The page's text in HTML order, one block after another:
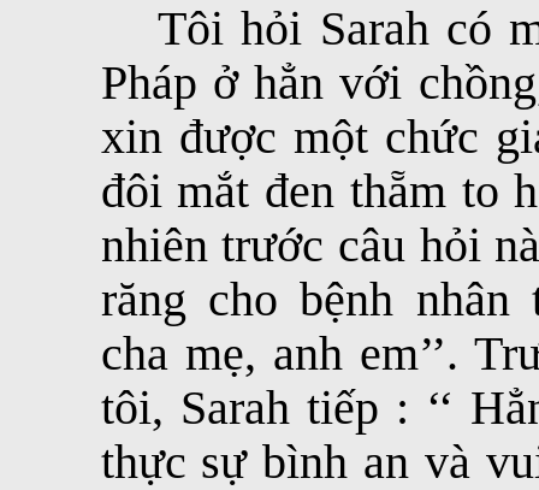
Tôi hỏi Sarah có
Pháp ở hẳn với
xin được một chức
đôi mắt đen thẵm to
nhiên trước câu hỏi
răng cho bệnh
cha mẹ, anh em’’.
tôi, Sarah tiếp : ‘‘
thực sự bình an và